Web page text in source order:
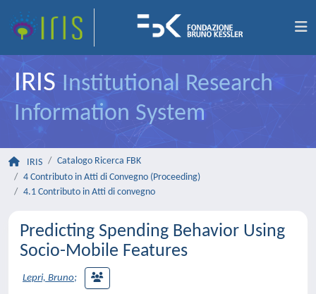
IRIS Institutional Research
Information System
IRIS
Catalogo Ricerca FBK
4 Contributo in Atti di Convegno (Proceeding)
4.1 Contributo in Atti di convegno
Predicting Spending Behavior Using
Socio-Mobile Features
Lepri, Bruno;